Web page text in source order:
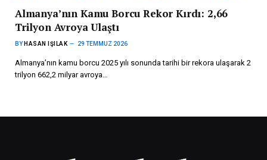
Almanya’nın Kamu Borcu Rekor Kırdı: 2,66
Trilyon Avroya Ulaştı
BY HASAN IŞILAK 29 TEMMUZ 2026
Almanya’nın kamu borcu 2025 yılı sonunda tarihi bir rekora ulaşarak 2
trilyon 662,2 milyar avroya…